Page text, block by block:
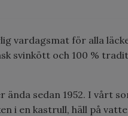
vardagsmat för alla
svinkött och 100 %
ända sedan 1952. I vårt
i en kastrull, häll på